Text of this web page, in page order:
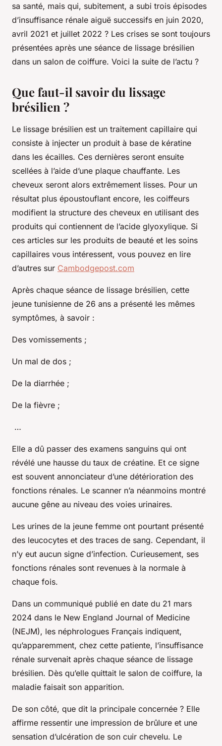
sa santé, mais qui, subitement, a subi trois épisodes
d’insuffisance rénale aiguë successifs en juin 2020,
avril 2021 et juillet 2022 ? Les crises se sont toujours
présentées après une séance de lissage brésilien
dans un salon de coiffure. Voici la suite de l’actu ?
Que faut-il savoir du lissage
brésilien ?
Le lissage brésilien est un traitement capillaire qui
consiste à injecter un produit à base de kératine
dans les écailles. Ces dernières seront ensuite
scellées à l’aide d’une plaque chauffante. Les
cheveux seront alors extrêmement lisses. Pour un
résultat plus époustouflant encore, les coiffeurs
modifient la structure des cheveux en utilisant des
produits qui contiennent de l’acide glyoxylique. Si
ces articles sur les produits de beauté et les soins
capillaires vous intéressent, vous pouvez en lire
d’autres sur Cambodgepost.com
Après chaque séance de lissage brésilien, cette
jeune tunisienne de 26 ans a présenté les mêmes
symptômes, à savoir :
Des vomissements ;
Un mal de dos ;
De la diarrhée ;
De la fièvre ;
…
Elle a dû passer des examens sanguins qui ont
révélé une hausse du taux de créatine. Et ce signe
est souvent annonciateur d’une détérioration des
fonctions rénales. Le scanner n’a néanmoins montré
aucune gêne au niveau des voies urinaires.
Les urines de la jeune femme ont pourtant présenté
des leucocytes et des traces de sang. Cependant, il
n’y eut aucun signe d’infection. Curieusement, ses
fonctions rénales sont revenues à la normale à
chaque fois.
Dans un communiqué publié en date du 21 mars
2024 dans le New England Journal of Medicine
(NEJM), les néphrologues Français indiquent,
qu’apparemment, chez cette patiente, l’insuffisance
rénale survenait après chaque séance de lissage
brésilien. Dès qu’elle quittait le salon de coiffure, la
maladie faisait son apparition.
De son côté, que dit la principale concernée ? Elle
affirme ressentir une impression de brûlure et une
sensation d’ulcération de son cuir chevelu. Le